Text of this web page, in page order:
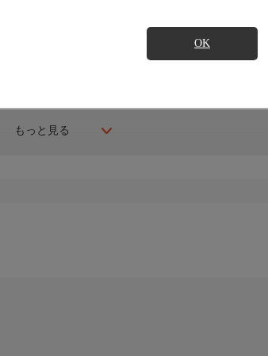
OK
もっと見る
になっている。世界最大級の恐竜化石層があること
生動物が多く生息しており、「生命の保護」を目的
産。遥かなる歴史浪漫の旅へ、あなたを誘う。